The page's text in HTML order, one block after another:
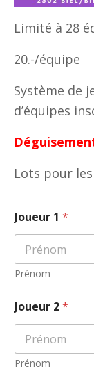
Limité à 28
20.-/équipe
Système de
d’équipes
Lots pour
Joueur 1 *
Prénom
Joueur 2*
Prénom